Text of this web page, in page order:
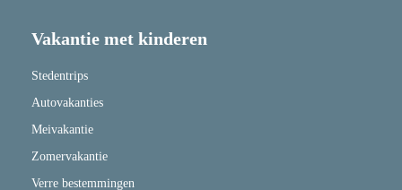
Vakantie met kinderen
Stedentrips
Autovakanties
Meivakantie
Zomervakantie
Verre bestemmingen